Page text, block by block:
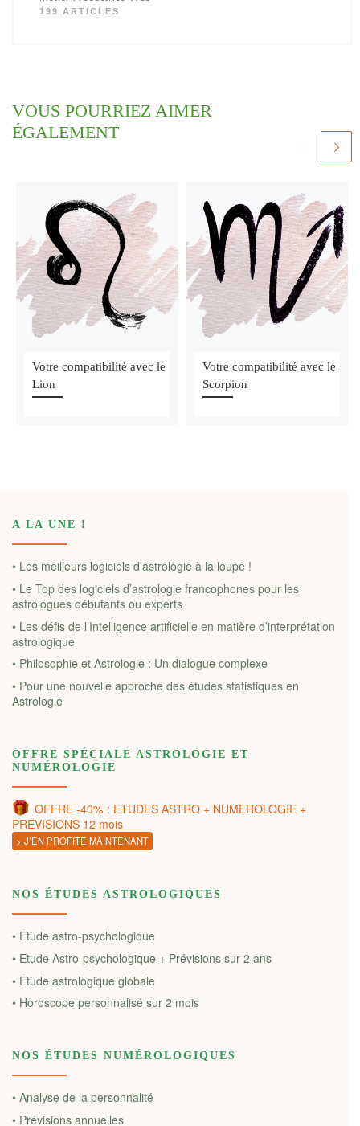
199 ARTICLES
VOUS POURRIEZ AIMER
ÉGALEMENT
Votre compatibilité avec le
Lion
Votre compatibilité avec le
Scorpion
A LA UNE !
• Les meilleurs logiciels d’astrologie à la loupe !
• Le Top des logiciels d’astrologie francophones pour les
astrologues débutants ou experts
• Les défis de l’Intelligence artificielle en matière d’interprétation
astrologique
• Philosophie et Astrologie : Un dialogue complexe
• Pour une nouvelle approche des études statistiques en
Astrologie
OFFRE SPÉCIALE ASTROLOGIE ET
NUMÉROLOGIE
OFFRE -40% : ETUDES ASTRO + NUMEROLOGIE +
PREVISIONS 12 mois
> J’EN PROFITE MAINTENANT
NOS ÉTUDES ASTROLOGIQUES
• Etude astro-psychologique
• Etude Astro-psychologique + Prévisions sur 2 ans
• Etude astrologique globale
• Horoscope personnalisé sur 2 mois
NOS ÉTUDES NUMÉROLOGIQUES
• Analyse de la personnalité
• Prévisions annuelles